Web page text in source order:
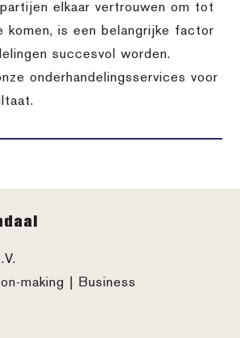
elkaar vertrouwen om tot
komen, is een belangrijke factor
succesvol worden.
onderhandelingsservices voor
making | Business